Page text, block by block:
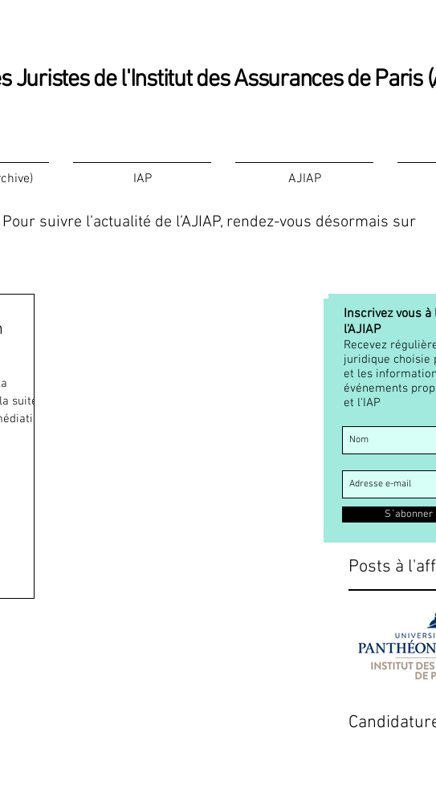
Juristes de l'Institut des Assurances de Paris
IAP AJIAP
Pour suivre l’actualité de l’AJIAP, rendez-vous désormais sur
suite
Inscrivez vous
l'AJIAP
Recevez
juridique choisie
et les
événements
et l'IAP
Posts à